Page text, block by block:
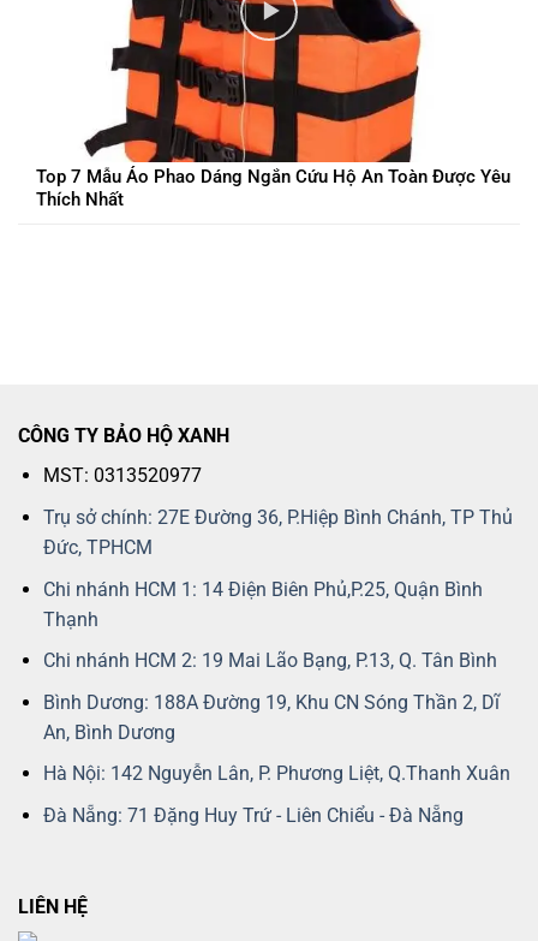
Top 7 Mẫu Áo Phao Dáng Ngắn Cứu Hộ An Toàn Được Yêu
Thích Nhất
CÔNG TY BẢO HỘ XANH
MST: 0313520977
Trụ sở chính: 27E Đường 36, P.Hiệp Bình Chánh, TP Thủ
Đức, TPHCM
Chi nhánh HCM 1: 14 Điện Biên Phủ,P.25, Quận Bình
Thạnh
Chi nhánh HCM 2: 19 Mai Lão Bạng, P.13, Q. Tân Bình
Bình Dương: 188A Đường 19, Khu CN Sóng Thần 2, Dĩ
An, Bình Dương
Hà Nội: 142 Nguyễn Lân, P. Phương Liệt, Q.Thanh Xuân
Đà Nẵng: 71 Đặng Huy Trứ - Liên Chiểu - Đà Nẵng
LIÊN HỆ